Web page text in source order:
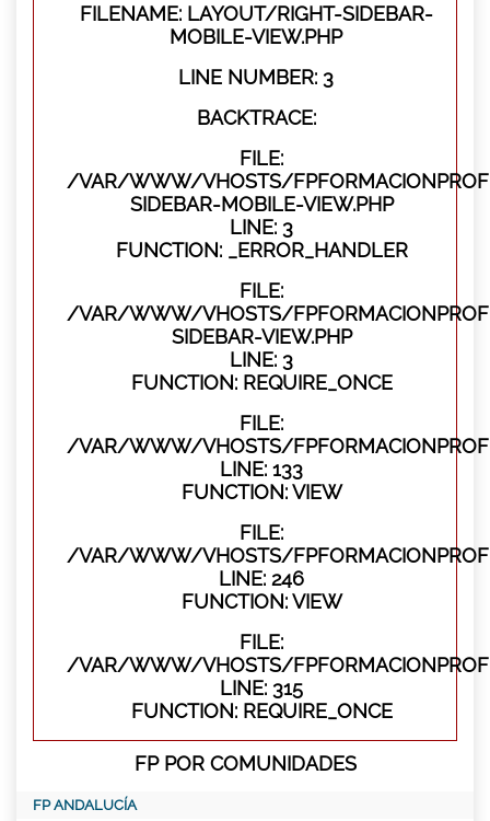
FILENAME: LAYOUT/RIGHT-SIDEBAR-
MOBILE-VIEW.PHP
LINE NUMBER: 3
BACKTRACE:
FILE:
/VAR/WWW/VHOSTS/
SIDEBAR-MOBILE-VIEW.PHP
LINE: 3
FUNCTION: _ERROR_HANDLER
FILE:
/VAR/WWW/VHOSTS/
SIDEBAR-VIEW.PHP
LINE: 3
FUNCTION: REQUIRE_ONCE
FILE:
/VAR/WWW/VHOSTS/
LINE: 133
FUNCTION: VIEW
FILE:
/VAR/WWW/VHOSTS/
LINE: 246
FUNCTION: VIEW
FILE:
/VAR/WWW/VHOSTS/
LINE: 315
FUNCTION: REQUIRE_ONCE
FP POR COMUNIDADES
FP ANDALUCÍA